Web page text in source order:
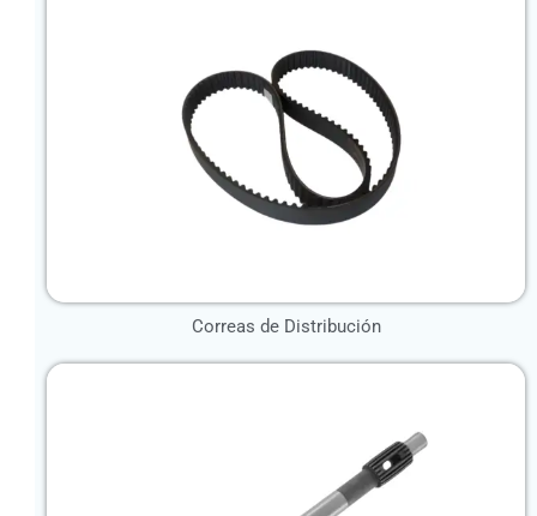
Correas de Distribución